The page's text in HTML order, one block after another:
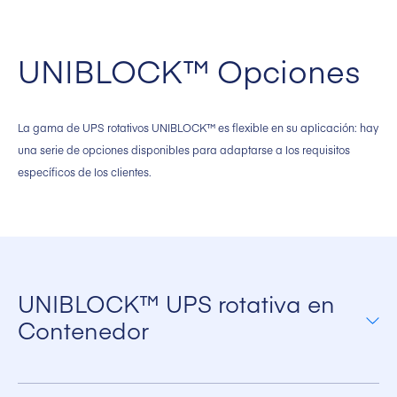
UNIBLOCK™ Opciones
La gama de UPS rotativos UNIBLOCK™ es flexible en su aplicación: hay
una serie de opciones disponibles para adaptarse a los requisitos
específicos de los clientes.
UNIBLOCK™ UPS rotativa en
Contenedor